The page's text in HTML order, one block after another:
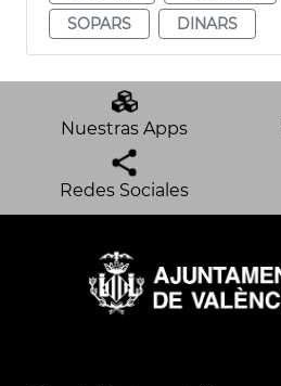
SOPARS
DINARS
Nuestras Apps
Redes Sociales